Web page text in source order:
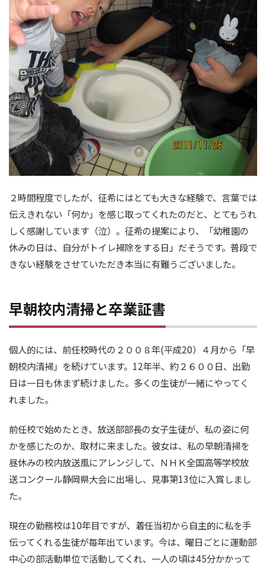
２時間程度でしたが、征希にはとても大きな経験で、言葉では
伝えきれない「何か」を感じ取ってくれたのだと、とてもうれ
しく感謝しています（泣）。征希の提案により、「幼稚園の
休みの日は、自分がトイレ掃除をする日」だそうです。普段で
きない経験をさせていただき本当に有難うございました。
早朝校内清掃と卒業証書
個人的には、前任校時代の２００８年(平成20）４月から「早
朝校内清掃」を続けています。12年半、約２６００日、出勤
日は一日も休まず続けました。多くの生徒が一緒にやってく
れました。
前任校で始めたとき、放送部部長の女子生徒が、私の姿に何
かを感じたのか、取材に来ました。彼女は、私の早朝清掃を
昼休みの校内放送風にアレンジして、ＮＨＫ全国高等学校放
送コンクール静岡県大会に出場し、見事第13位に入賞しまし
た。
現在の勤務校は10年目ですが、着任当初から自主的に私を手
伝ってくれる生徒が毎年出ています。今は、曜日ごとに運動部
中心の部活動単位で活動してくれ、一人の頃は45分かかって